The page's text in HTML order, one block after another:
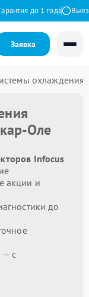
до 1 года Выезд
Заявка
охлаждения
Оле
Infocus
акции и
до
— с